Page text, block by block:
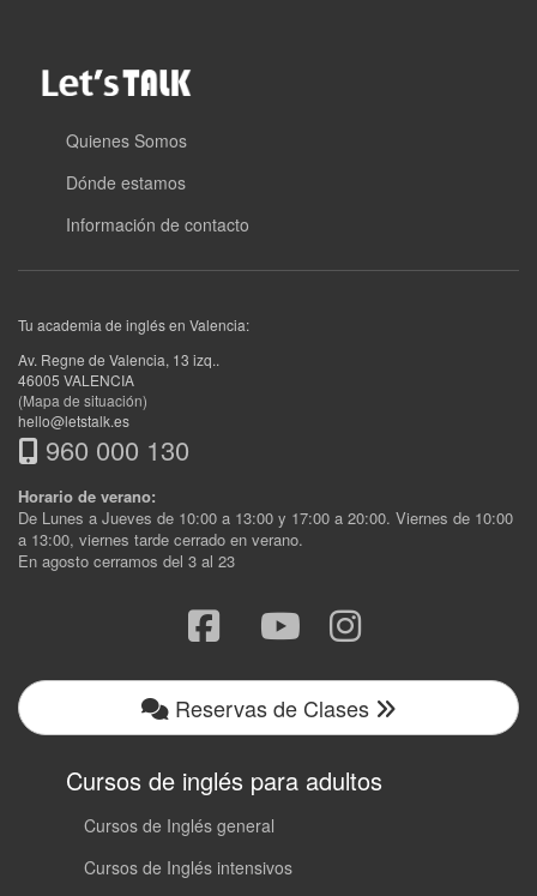
Quienes Somos
Dónde estamos
Información de contacto
Tu academia de inglés en Valencia:
Av. Regne de Valencia, 13 izq..
46005 VALENCIA
(Mapa de situación)
hello@letstalk.es
960 000 130
Horario de verano:
De Lunes a Jueves de 10:00 a 13:00 y 17:00 a 20:00. Viernes de 10:00
a 13:00, viernes tarde cerrado en verano.
En agosto cerramos del 3 al 23
Reservas de Clases
Cursos de inglés para adultos
Cursos de Inglés general
Cursos de Inglés intensivos